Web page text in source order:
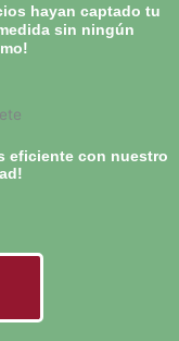
hayan captado tu
sin ningún
eficiente con nuestro